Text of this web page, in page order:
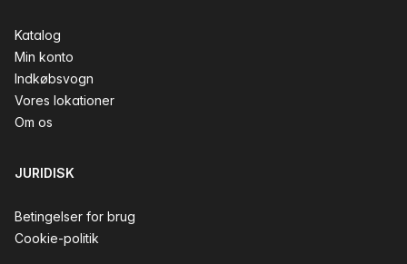
Katalog
Min konto
Indkøbsvogn
Vores lokationer
Om os
JURIDISK
Betingelser for brug
Cookie-politik